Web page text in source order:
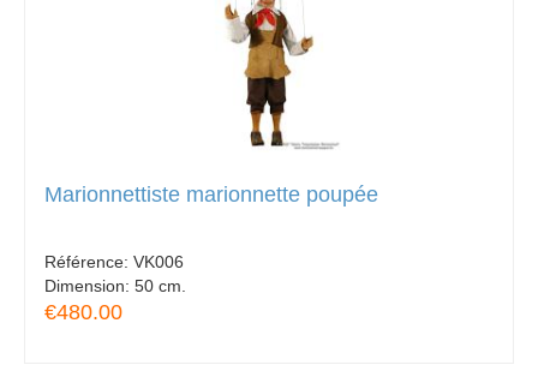
Marionnettiste marionnette poupée
Référence: VK006
Dimension: 50 cm.
€480.00